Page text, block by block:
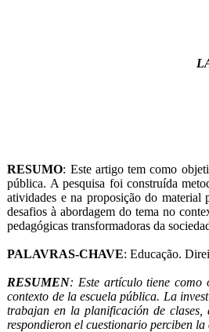
RESUMO: Este artigo tem como
pública. A pesquisa foi construída
atividades e na proposição do material
desafios à abordagem do tema no
pedagógicas transformadoras da
PALAVRAS-CHAVE: Educação.
RESUMEN: Este artículo tiene como
contexto de la escuela pública. La
trabajan en la planificación de clases,
respondieron el cuestionario perciben